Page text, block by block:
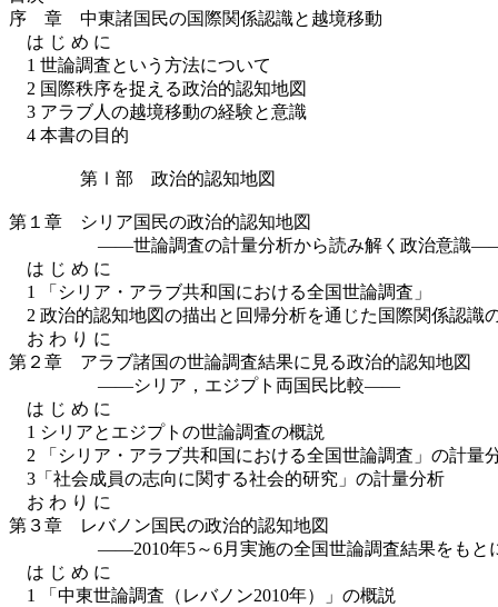
序 章 中東諸国民の国際関係認識と越境移動
は じ め に
1 世論調査という方法について
2 国際秩序を捉える政治的認知地図
3 アラブ人の越境移動の経験と意識
4 本書の目的
第Ⅰ部 政治的認知地図
第１章 シリア国民の政治的認知地図
――世論調査の計量分析から読み解く政治意識
は じ め に
1 「シリア・アラブ共和国における全国世論調査」
2 政治的認知地図の描出と回帰分析を通じた国際関係認
お わ り に
第２章 アラブ諸国の世論調査結果に見る政治的認知地図
――シリア，エジプト両国民比較――
は じ め に
1 シリアとエジプトの世論調査の概説
2 「シリア・アラブ共和国における全国世論調査」の計量
3「社会成員の志向に関する社会的研究」の計量分析
お わ り に
第３章 レバノン国民の政治的認知地図
――2010年5～6月実施の全国世論調査結果をも
は じ め に
1 「中東世論調査（レバノン2010年）」の概説